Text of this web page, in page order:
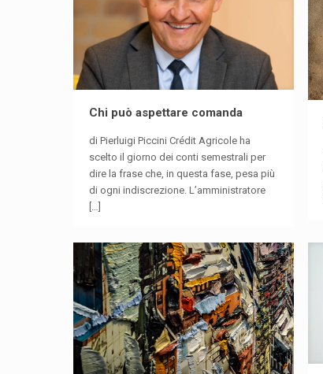
Chi può aspettare comanda
di Pierluigi Piccini Crédit Agricole ha
scelto il giorno dei conti semestrali per
dire la frase che, in questa fase, pesa più
di ogni indiscrezione. L’amministratore
[…]